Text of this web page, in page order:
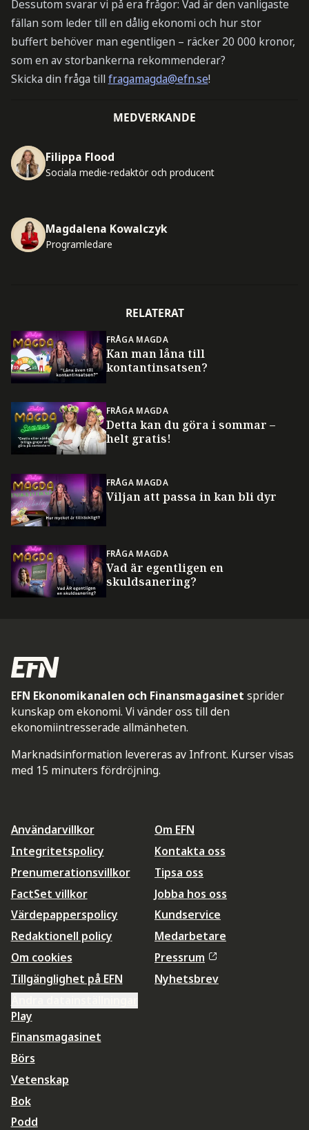
Dessutom svarar vi på era frågor: Vad är den vanligaste
fällan som leder till en dålig ekonomi och hur stor
buffert behöver man egentligen – räcker 20 000 kronor,
som en av storbankerna rekommenderar?
Skicka din fråga tillfragamagda@efn.se!
MEDVERKANDE
Filippa Flood
Sociala medie-redaktör och producent
Magdalena Kowalczyk
Programledare
RELATERAT
FRÅGA MAGDA
Kan man låna till
kontantinsatsen?
FRÅGA MAGDA
Detta kan du göra i sommar –
helt gratis!
FRÅGA MAGDA
Viljan att passa in kan bli dyr
FRÅGA MAGDA
Vad är egentligen en
skuldsanering?
EFN Ekonomikanalen och Finansmagasinet sprider
kunskap om ekonomi. Vi vänder oss till den
ekonomiintresserade allmänheten.
Marknadsinformation levereras av Infront. Kurser visas
med 15 minuters fördröjning.
Användarvillkor
Integritetspolicy
Prenumerationsvillkor
FactSet villkor
Värdepapperspolicy
Redaktionell policy
Om cookies
Tillgänglighet på EFN
Om EFN
Kontakta oss
Tipsa oss
Jobba hos oss
Kundservice
Medarbetare
Pressrum
Nyhetsbrev
Play
Finansmagasinet
Börs
Vetenskap
Bok
Podd